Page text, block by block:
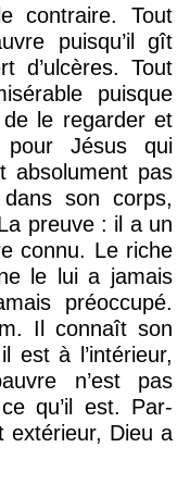
contraire. Tout
puisqu’il gît
d’ulcères. Tout
puisque
le regarder et
Jésus qui
absolument pas
son corps,
preuve : il a un
connu. Le riche
le lui a jamais
préoccupé.
Il connaît son
est à l’intérieur,
n’est pas
qu’il est. Par-
extérieur, Dieu a